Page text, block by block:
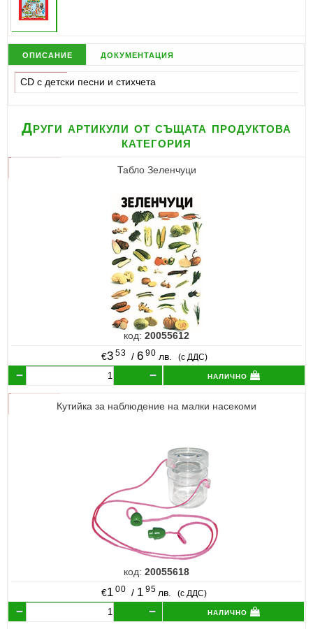
описание документация
CD с детски песни и стихчета
Други артикули от същата продуктова
категория
Табло Зеленчуци
код: 20055612
€3 53 /6 90 лв. (с ДДС)
налично
Кутийка за наблюдение на малки насекоми
код: 20055618
€1 00 / 1 95 лв. (с ДДС)
налично